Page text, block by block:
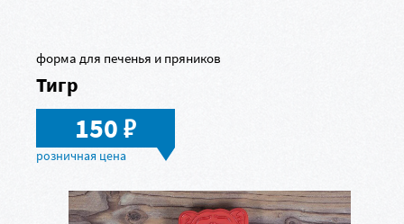
форма для печенья и пряников
Тигр
150в